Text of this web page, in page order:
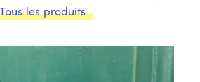
Tous les produits